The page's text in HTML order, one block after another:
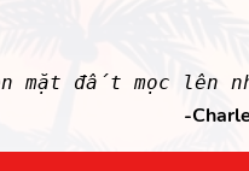
mặt đất mọc lên
-